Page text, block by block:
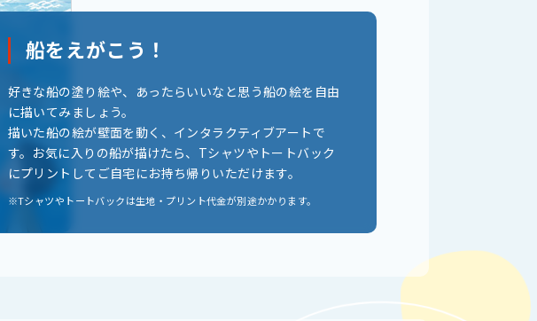
船をえがこう！
好きな船の塗り絵や、あったらいいなと思う船の絵を自由
に描いてみましょう。
描いた船の絵が壁面を動く、インタラクティブアートで
す。お気に入りの船が描けたら、Tシャツやトートバック
にプリントしてご自宅にお持ち帰りいただけます。
※Tシャツやトートバックは生地・プリント代金が別途かかります。